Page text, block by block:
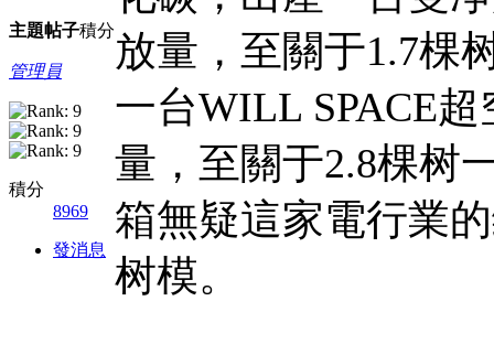
主題帖子積分
管理員
積分
8969
發消息
放量，至關于1.7棵
一台WILL SPACE
量，至關于2.8棵树
箱無疑這家電行業
树模。